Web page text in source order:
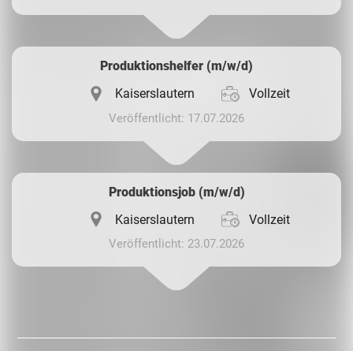
Produktionshelfer (m/w/d)
Kaiserslautern
Vollzeit
Veröffentlicht: 17.07.2026
Produktionsjob (m/w/d)
Kaiserslautern
Vollzeit
Veröffentlicht: 23.07.2026